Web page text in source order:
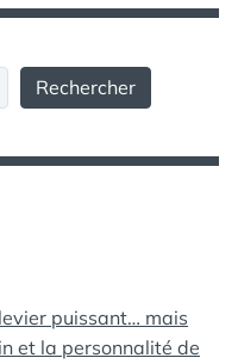
Rechercher
puissant… mais
et la personnalité de